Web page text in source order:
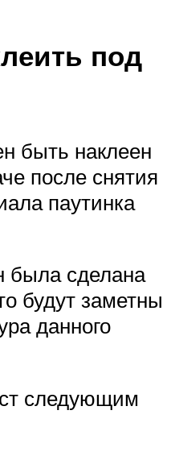
под
быть наклеен
после снятия
паутинка
была сделана
будут заметны
данного
следующим